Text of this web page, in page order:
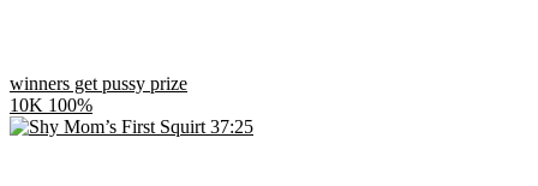
winners get pussy prize
10K 100%
37:25